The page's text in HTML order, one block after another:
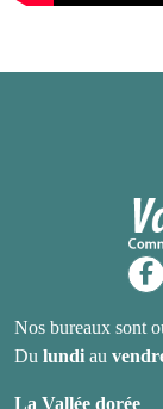
Réseaux sociaux
Nos bureaux sont
Du lundi au
La Vallée dorée